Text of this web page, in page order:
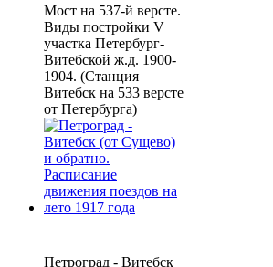
Мост на 537-й версте.
Виды постройки V
участка Петербург-
Витебской ж.д. 1900-
1904. (Станция
Витебск на 533 версте
от Петербурга)
Петроград - Витебск